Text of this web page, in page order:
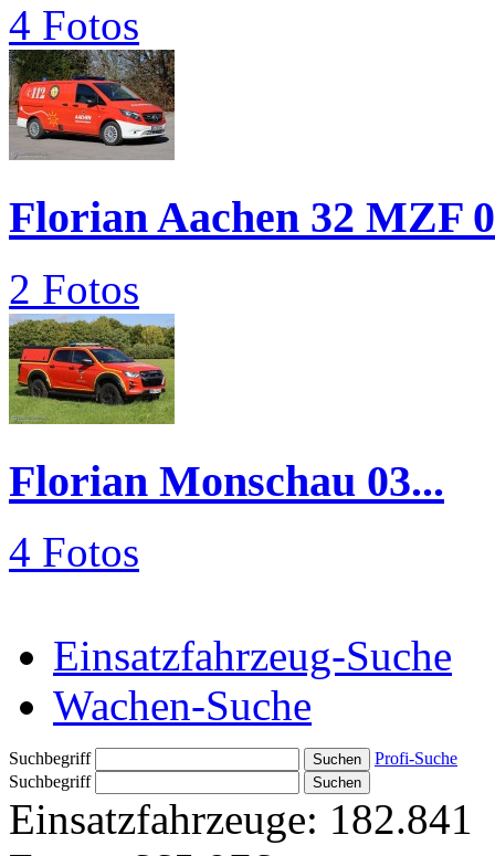
4 Fotos
Florian Aachen 32 MZF
2 Fotos
Florian Monschau 03...
4 Fotos
Einsatzfahrzeug-Suche
Wachen-Suche
Suchbegriff
Profi-Suche
Suchbegriff
Einsatzfahrzeuge: 182.841